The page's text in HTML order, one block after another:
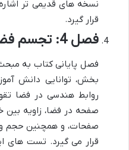
نسخه های قدیمی تر
قرار گیرد.
فصل 4: تجسم فضایی
فصل پایانی کتاب به
بخش، توانایی دانش
روابط هندسی در فضا
صفحه در فضا، زاویه
صفحات، و همچنین حجم
قرار می گیرد. تست های